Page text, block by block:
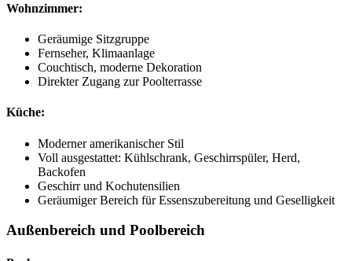
Wohnzimmer:
Geräumige Sitzgruppe
Fernseher, Klimaanlage
Couchtisch, moderne Dekoration
Direkter Zugang zur Poolterrasse
Küche:
Moderner amerikanischer Stil
Voll ausgestattet: Kühlschrank, Geschirrspüler, Herd,
Backofen
Geschirr und Kochutensilien
Geräumiger Bereich für Essenszubereitung und Geselligkeit
Außenbereich und Poolbereich